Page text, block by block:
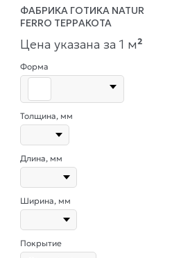
ФАБРИКА ГОТИКА NATUR
FERRO ТЕРРАКОТА
Цена указана за 1 м²
Форма
Толщина, мм
Длина, мм
Ширина, мм
Покрытие